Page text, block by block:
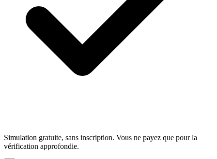
Simulation gratuite, sans inscription. Vous ne payez que pour la
vérification approfondie.